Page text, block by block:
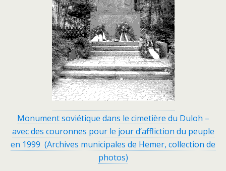
Monument soviétique dans le cimetière du Duloh –
avec des couronnes pour le jour d’affliction du peuple
en 1999 (Archives municipales de Hemer, collection de
photos)